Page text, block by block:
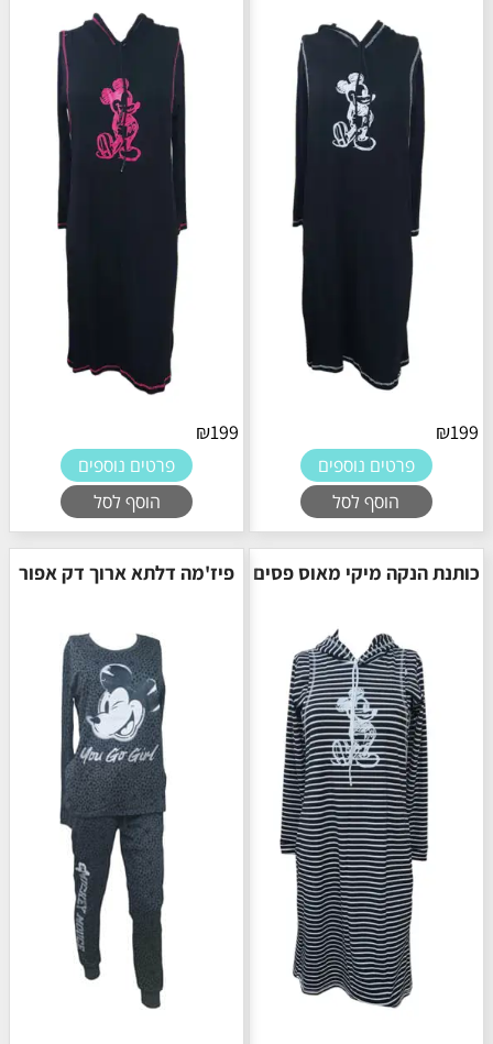
₪199
פרטים נוספים
הוסף לסל
₪199
פרטים נוספים
הוסף לסל
כותנת הנקה מיקי מאוס פסים פיז'מה דלתא ארוך דק אפור